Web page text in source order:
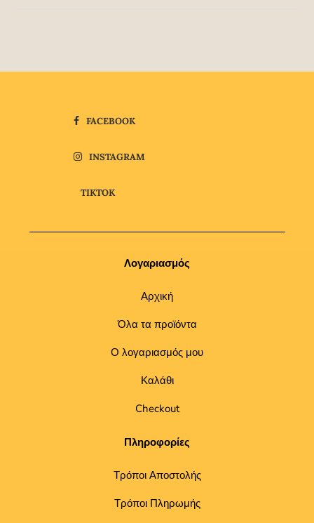
FACEBOOK
INSTAGRAM
TIKTOK
Λογαριασμός
Αρχική
Όλα τα προϊόντα
Ο λογαριασμός μου
Καλάθι
Checkout
Πληροφορίες
Τρόποι Αποστολής
Τρόποι Πληρωμής